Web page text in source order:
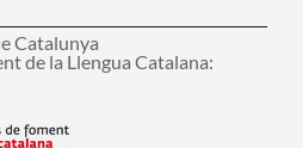
Catalunya
de la Llengua Catalana: